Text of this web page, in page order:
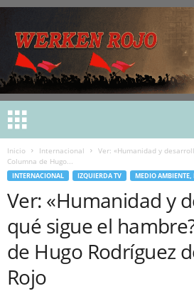
Inicio Internacional
Ver: «Humanidad y
Columna de Hugo...
INTERNACIONAL IZQUIERDA TV MEDIO AMBIENTE,
Ver: «Humanidad y
qué sigue el
de Hugo Rodríguez
Rojo